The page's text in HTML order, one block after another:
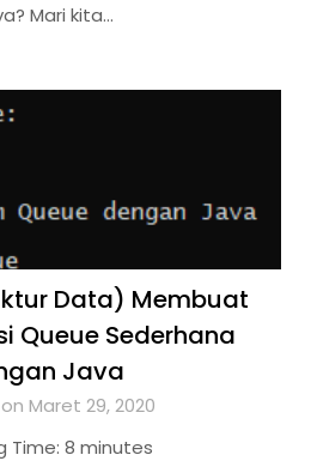
Mari kita…
Data) Membuat
Queue Sederhana
Java
Maret 29, 2020
Time: 8 minutes